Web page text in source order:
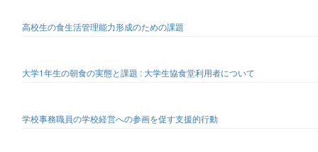
高校生の食生活管理能力形成のための課題
大学1年生の朝食の実態と課題 : 大学生協食堂利用者について
学校事務職員の学校経営への参画を促す支援的行動